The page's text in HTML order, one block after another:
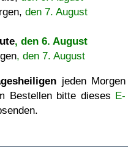
den 7. August
, den 6. August
, den 7. August
jeden Morgen
Bestellen bitte dieses E-